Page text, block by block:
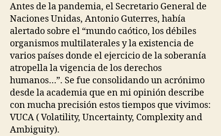
Antes de la pandemia, el Secretario General de
Naciones Unidas, Antonio Guterres, había
alertado sobre el “mundo caótico, los débiles
organismos multilaterales y la existencia de
varios países donde el ejercicio de la soberanía
atropella la vigencia de los derechos
humanos…”. Se fue consolidando un acrónimo
desde la academia que en mi opinión describe
con mucha precisión estos tiempos que vivimos:
VUCA ( Volatility, Uncertainty, Complexity and
Ambiguity).